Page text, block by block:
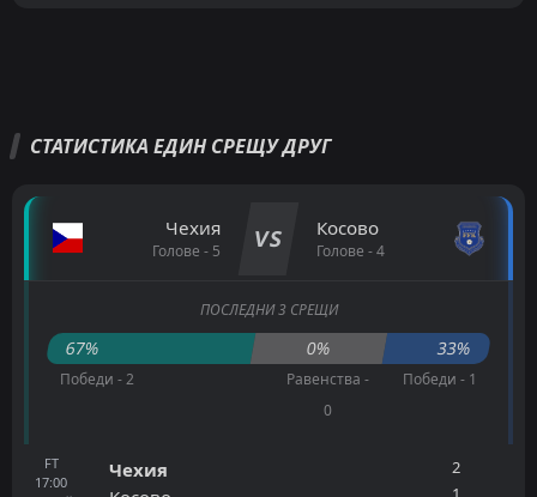
СТАТИСТИКА ЕДИН СРЕЩУ ДРУГ
Чехия
Голове - 5 VS Косово
Голове - 4
ПОСЛЕДНИ 3 СРЕЩИ
67% 0% 33%
Победи - 2
Равенства -
0
Победи - 1
FT
17:00
Чехия
2